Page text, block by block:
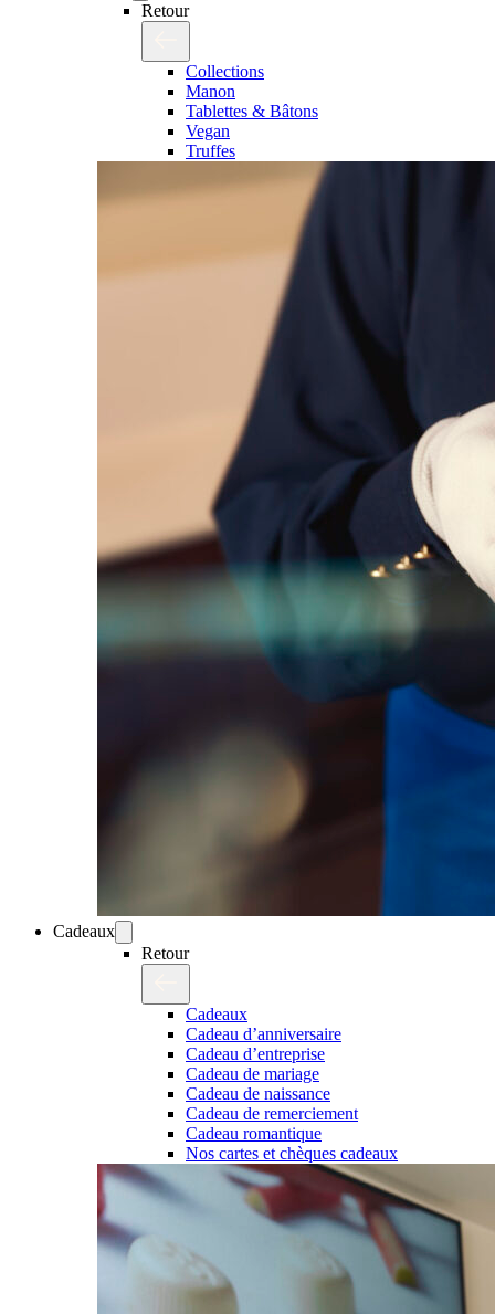
Retour
Collections
Manon
Tablettes & Bâtons
Vegan
Truffes
Cadeaux
Retour
Cadeaux
Cadeau d’anniversaire
Cadeau d’entreprise
Cadeau de mariage
Cadeau de naissance
Cadeau de remerciement
Cadeau romantique
Nos cartes et chèques cadeaux